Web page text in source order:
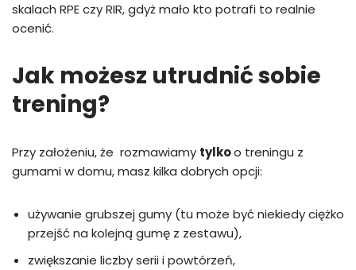
skalach RPE czy RIR, gdyż mało kto potrafi to realnie
ocenić.
Jak możesz utrudnić sobie
trening?
Przy założeniu, że rozmawiamy tylkoo treningu z
gumami w domu, masz kilka dobrych opcji:
używanie grubszej gumy (tu może być niekiedy ciężko
przejść na kolejną gumę z zestawu),
zwiększanie liczby serii i powtórzeń,